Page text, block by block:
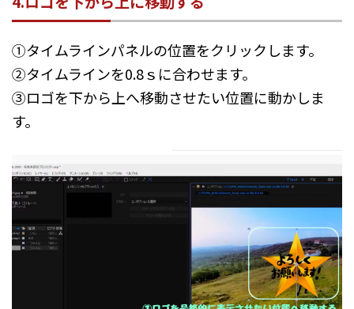
①タイムラインパネルの位置をクリックします。
②タイムラインを0.8ｓに合わせます。
③ロゴを下から上へ移動させたい位置に動かしま
す。